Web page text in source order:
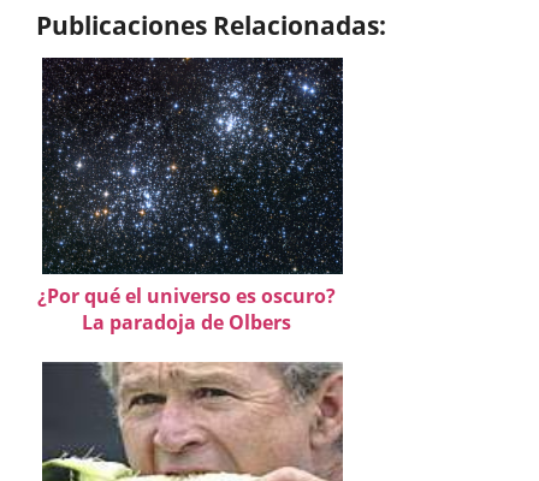
Publicaciones Relacionadas:
¿Por qué el universo es oscuro?
La paradoja de Olbers